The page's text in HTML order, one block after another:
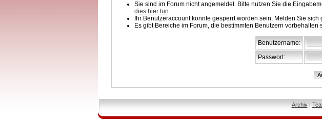
Sie sind im Forum nicht angemeldet. Bitte nutzen Sie die
dies hier tun.
Ihr Benutzeraccount könnte gesperrt worden sein. Melden Sie
Es gibt Bereiche im Forum, die bestimmten Benutzern
Benutzername:
Passwort:
Archiv|